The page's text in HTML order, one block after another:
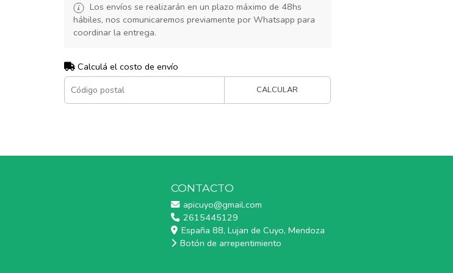
Los envíos se realizarán en un plazo máximo de 48hs
hábiles, nos comunicaremos previamente por Whatsapp para
coordinar la entrega.
Calculá el costo de envío
CALCULAR
CONTACTO
apicuyo@gmail.com
2615445129
España 88, Lujan de Cuyo, Mendoza
Botón de arrepentimiento